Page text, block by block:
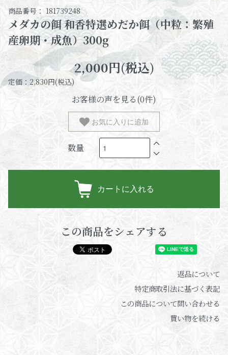
商品番号： 181739248
メダカの餌 和香特選めだか餌（中粒：繁殖
産卵期・成魚）300g
2,000円(税込)
定価：2,830円(税込)
お客様の声を見る(0件)
お気に入りに追加
数量
カートに入れる
この商品をシェアする
返品について
特定商取引法に基づく表記
この商品について問い合わせる
買い物を続ける